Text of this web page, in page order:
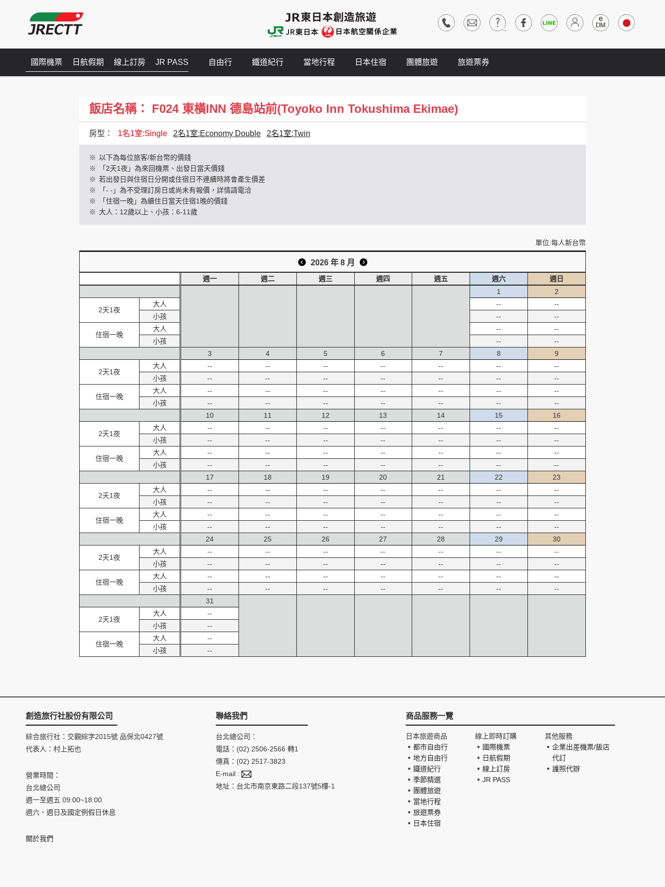
國際機票 日航假期 線上訂房 JR PASS 自由行 鐵道紀行 當地行程 日本住宿 團體旅遊 旅遊票券
飯店名稱： F024 東橫INN 德島站前(Toyoko Inn Tokushima Ekimae)
房型： 1名1室:Single 2名1室:Economy Double 2名1室:Twin
※ 以下為每位旅客/新台幣的價錢
※
「2天1夜」為來回機票、出發日當天價錢
※ 若出發日與住宿日分開或住宿日不連續時將會產生價差
※
「- -」為不受理訂房日或尚未有報價，詳情請電洽
※
「住宿一晚」為續住日當天住宿1晚的價錢
※ 大人：12歲以上、小孩：6-11歲
單位:每人新台幣
2026 年 8 月
2天1夜
大人
小孩
住宿一晚
大人
小孩
2天1夜
大人
小孩
住宿一晚
大人
小孩
2天1夜
大人
小孩
住宿一晚
大人
小孩
2天1夜
大人
小孩
住宿一晚
大人
小孩
2天1夜
大人
小孩
住宿一晚
大人
小孩
2天1夜
大人
小孩
住宿一晚
大人
小孩
週一 週二 週三 週四 週五 週六
週日
1
--
--
--
--
2
--
--
--
--
3
--
--
--
--
4
--
--
--
--
5
--
--
--
--
6
--
--
--
--
7
--
--
--
--
8
--
--
--
--
9
--
--
--
--
10
--
--
--
--
11
--
--
--
--
12
--
--
--
--
13
--
--
--
--
14
--
--
--
--
15
--
--
--
--
16
--
--
--
--
17
--
--
--
--
18
--
--
--
--
19
--
--
--
--
20
--
--
--
--
21
--
--
--
--
22
--
--
--
--
23
--
--
--
--
24
--
--
--
--
25
--
--
--
--
26
--
--
--
--
27
--
--
--
--
28
--
--
--
--
29
--
--
--
--
30
--
--
--
--
31
--
--
--
--
創造旅行社股份有限公司
綜合旅行社：交觀綜字2015號 品保北0427號
代表人：村上拓也
營業時間：
台北總公司
週一至週五 09:00~18:00
週六、週日及國定例假日休息
關於我們
聯絡我們
台北總公司：
電話：(02) 2506-2566 轉1
傳真：(02) 2517-3823
E-mail :
地址：台北市南京東路二段137號5樓-1
商品服務一覽
日本旅遊商品
都市自由行
地方自由行
鐵道紀行
季節精選
團體旅遊
當地行程
旅遊票券
日本住宿
線上即時訂購
國際機票
日航假期
線上訂房
JR PASS
其他服務
企業出差機票/飯店
代訂
護照代辦